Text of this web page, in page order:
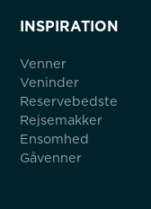
INSPIRATION
Venner
Veninder
Reservebedste
Rejsemakker
Ensomhed
Gåvenner